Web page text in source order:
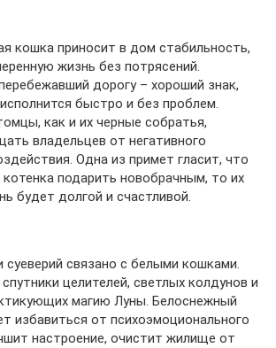
кошка приносит в дом стабильность,
жизнь без потрясений.
дорогу – хороший знак,
быстро и без проблем.
как и их черные собратья,
владельцев от негативного
Одна из примет гласит, что
подарить новобрачным, то их
будет долгой и счастливой.
суеверий связано с белыми кошками.
целителей, светлых колдунов и
магию Луны. Белоснежный
избавиться от психоэмоционального
настроение, очистит жилище от